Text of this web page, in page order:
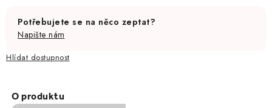
Potřebujete se na něco zeptat?
Napište nám
Hlídat